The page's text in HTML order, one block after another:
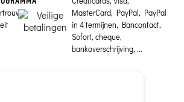
MasterCard, PayPal, PayPal
in 4 termijnen, Bancontact,
Sofort, cheque,
bankoverschrijving, ...